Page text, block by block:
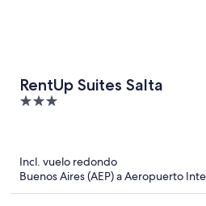
RentUp Suites Salta
3
Incl. vuelo redondo
Buenos Aires (AEP) a Aeropuerto
Güemes (SLA)